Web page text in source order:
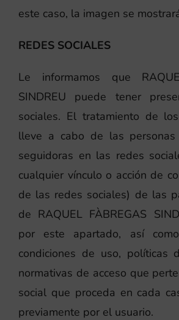
este caso, la imagen se
REDES SOCIALES
Le informamos que
SINDREU puede tener
sociales. El tratamiento de
lleve a cabo de las
seguidoras en las redes
cualquier vínculo o acción de
de las redes sociales) de las
de RAQUEL FÀBREGAS
por este apartado, así
condiciones de uso, políticas
normativas de acceso que
social que proceda en cada
previamente por el usuario.